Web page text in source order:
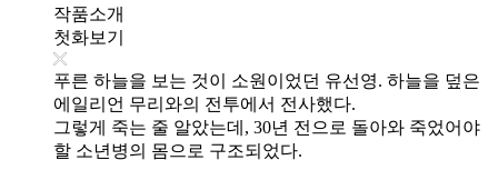
작품소개
첫화보기
푸른 하늘을 보는 것이 소원이었던 유선영. 하늘을 덮은
에일리언 무리와의 전투에서 전사했다.
그렇게 죽는 줄 알았는데, 30년 전으로 돌아와 죽었어야
할 소년병의 몸으로 구조되었다.